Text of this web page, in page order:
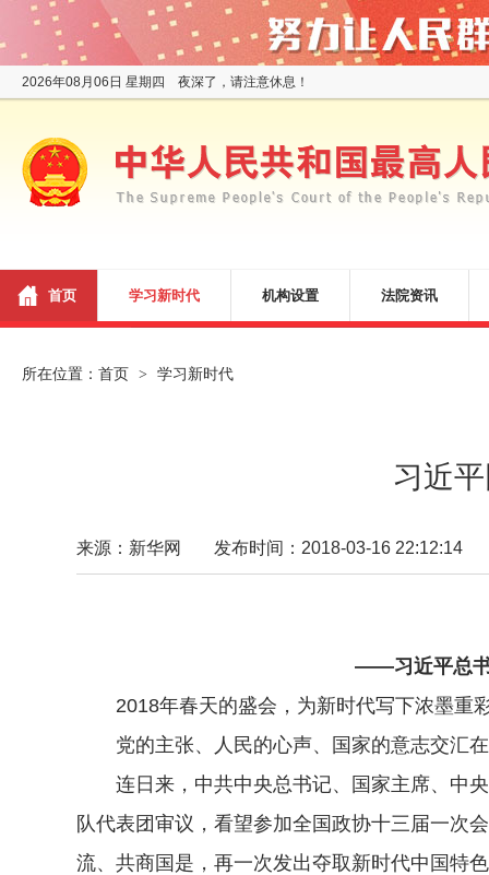
2026年08月06日 星期四 夜深了，请注意休息！
首页 学习新时代 机构设置 法院资讯
所在位置： 首页 > 学习新时代
习近
来源：新华网 发布时间：2018-03-16 22:12:14
——习近平总书
2018年春天的盛会，为新时代写下浓墨重
党的主张、人民的心声、国家的意志交汇在
连日来，中共中央总书记、国家主席、中央
队代表团审议，看望参加全国政协十三届一次
流、共商国是，再一次发出夺取新时代中国特